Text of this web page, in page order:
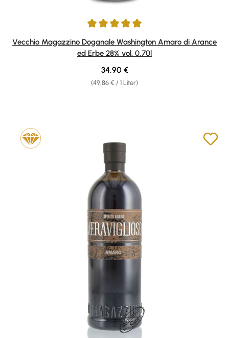
Durchschnittliche Bewertung von 5 von 5 Sternen
Vecchio Magazzino Doganale Washington Amaro di Arance
ed Erbe 28% vol. 0,70l
(49,86 € / 1 Liter)
Regulärer Preis:
34,90 €